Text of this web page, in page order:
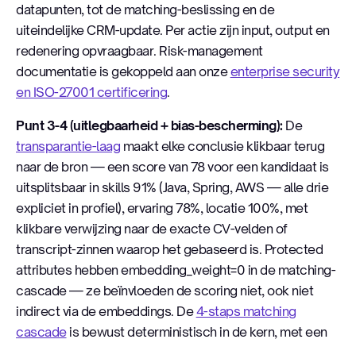
datapunten, tot de matching-beslissing en de
uiteindelijke CRM-update. Per actie zijn input, output en
redenering opvraagbaar. Risk-management
documentatie is gekoppeld aan onzeenterprise security
en ISO-27001 certificering.
Punt 3-4 (uitlegbaarheid + bias-bescherming):De
transparantie-laag maakt elke conclusie klikbaar terug
naar de bron — een score van 78 voor een kandidaat is
uitsplitsbaar in skills 91% (Java, Spring, AWS — alle drie
expliciet in profiel), ervaring 78%, locatie 100%, met
klikbare verwijzing naar de exacte CV-velden of
transcript-zinnen waarop het gebaseerd is. Protected
attributes hebben embedding_weight=0 in de matching-
cascade — ze beïnvloeden de scoring niet, ook niet
indirect via de embeddings. De4-staps matching
cascadeis bewust deterministisch in de kern, met een